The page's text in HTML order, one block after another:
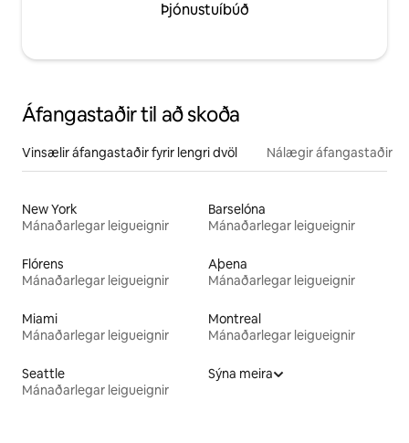
Þjónustuíbúð
Áfangastaðir til að skoða
Vinsælir áfangastaðir fyrir lengri dvöl Nálægir áfangastaðir
New York
Mánaðarlegar leigueignir
Barselóna
Mánaðarlegar leigueignir
Flórens
Mánaðarlegar leigueignir
Aþena
Mánaðarlegar leigueignir
Miami
Mánaðarlegar leigueignir
Montreal
Mánaðarlegar leigueignir
Seattle
Mánaðarlegar leigueignir
Sýna meira